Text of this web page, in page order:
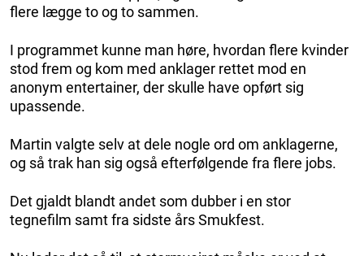
flere lægge to og to sammen.
I programmet kunne man høre, hvordan flere kvinder
stod frem og kom med anklager rettet mod en
anonym entertainer, der skulle have opført sig
upassende.
Martin valgte selv at dele nogle ord om anklagerne,
og så trak han sig også efterfølgende fra flere jobs.
Det gjaldt blandt andet som dubber i en stor
tegnefilm samt fra sidste års Smukfest.